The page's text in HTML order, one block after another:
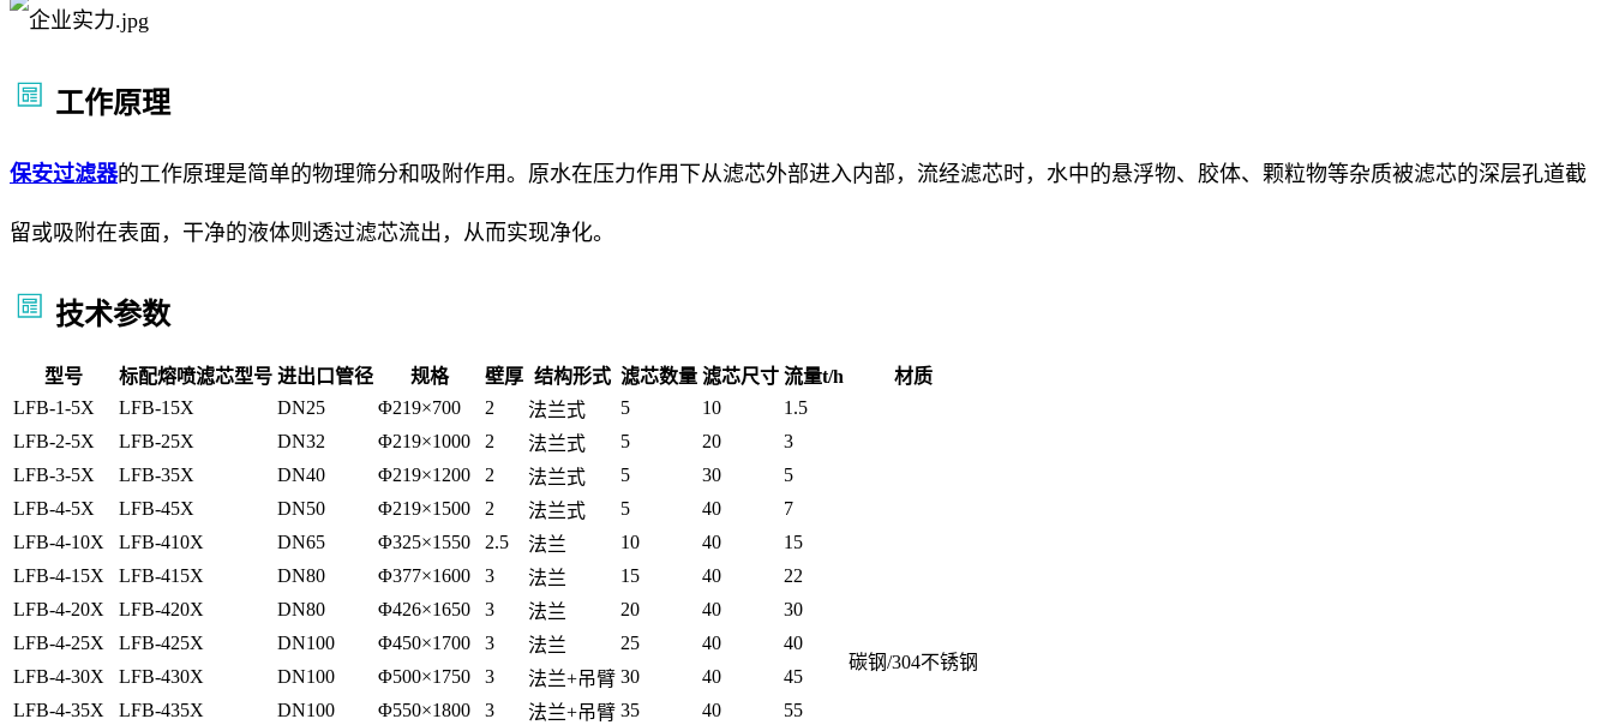
工作原理
保安过滤器的工作原理是简单的物理筛分和吸附作用。原水在压力作用下从滤芯外部进入内部，流经滤芯时，水中的悬浮物、胶体、颗粒物等杂质被滤芯的深层孔道截
留或吸附在表面，干净的液体则透过滤芯流出，从而实现净化。
技术参数
型号 标配熔喷滤芯型号 进出口管径 规格 壁厚 结构形式 滤芯数量 滤芯尺寸 流量t/h
材质
LFB-1-5X
LFB-15X DN25 Φ219×700 2 法兰式 5 10 1.5
碳钢/304不锈钢
LFB-2-5X LFB-25X DN32 Φ219×1000 2 法兰式 5 20
3
LFB-3-5X
LFB-35X DN40 Φ219×1200 2 法兰式 5 30
5
LFB-4-5X
LFB-45X DN50 Φ219×1500 2 法兰式 5 40
7
LFB-4-10X
LFB-410X DN65 Φ325×1550 2.5 法兰 10 40
15
LFB-4-15X
LFB-415X DN80 Φ377×1600 3 法兰 15 40
22
LFB-4-20X
LFB-420X DN80 Φ426×1650 3 法兰 20 40
30
LFB-4-25X
LFB-425X DN100 Φ450×1700 3 法兰 25 40
40
LFB-4-30X
LFB-430X DN100 Φ500×1750 3 法兰+吊臂 30 40
45
LFB-4-35X
LFB-435X DN100 Φ550×1800 3 法兰+吊臂 35 40
55